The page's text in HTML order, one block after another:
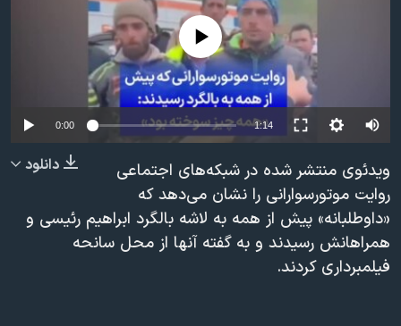
فرهنگ و زندگی
حقوق شهروندی
علم و فناوری
آرشیو پخش زنده
انتخابات ریاست جمهوری آمریکا ۲۰۲۴
حمله جمهوری اسلامی به اسرائیل
رمز مهسا
اعتراضات زن، زندگی، آزادی
مجموعه مستندهای دادخواهی
تریبونال مردمی آبان ۹۸
زبانهای مختلف
No media source currently available
0:00 1:14
دانلود
ویدئوی منتشر شده در شبکه‌های اجتماعی
روایت موتورسوارانی را نشان می‌دهد که
«داوطلبانه» پیش از همه به لاشه بالگرد ابراهیم رئیسی و
همراهانش رسیدند و به گفته آنها از محل سانحه
فیلمبرداری کردند.